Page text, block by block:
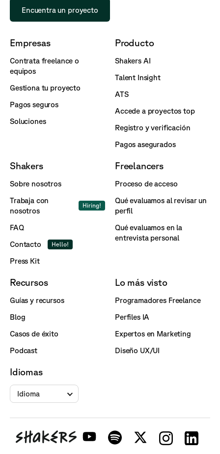
Encuentra un proyecto
Empresas
Contrata freelance o
equipos
Gestiona tu proyecto
Pagos seguros
Soluciones
Producto
Shakers AI
Talent Insight
ATS
Accede a proyectos top
Registro y verificación
Pagos asegurados
Shakers
Sobre nosotros
Trabaja con
nosotros
Hiring!
FAQ
Contacto
Hello!
Press Kit
Freelancers
Proceso de acceso
Qué evaluamos al revisar un
perfil
Qué evaluamos en la
entrevista personal
Recursos
Guías y recursos
Blog
Casos de éxito
Podcast
Lo más visto
Programadores Freelance
Perfiles IA
Expertos en Marketing
Diseño UX/UI
Idiomas
Idioma